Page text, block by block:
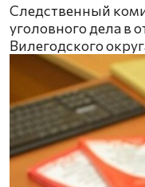
Следственный
уголовного дела
Вилегодского